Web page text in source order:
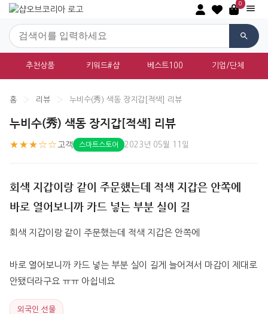
0
추천상품 키워드#샵 베스트100 기업/단체
홈 › 리뷰 › 누비수(秀) 색동 장지갑[적색] 리뷰
누비수(秀) 색동 장지갑[적색] 리뷰
★★★☆☆ 고객 스마트스토어 2023년 05월 11일
회색 지갑이랑 같이 주문했는데 적색 지갑은 안쪽에
바로 열어보니까 카드 넣는 부분 실이 길
회색 지갑이랑 같이 주문했는데 적색 지갑은 안쪽에
바로 열어보니까 카드 넣는 부분 실이 길게 늘어져서 마감이 제대로
안됐더라구요 ㅠㅠ 아쉽네요
외국인 선물